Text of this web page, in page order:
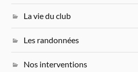
La vie du club
Les randonnées
Nos interventions